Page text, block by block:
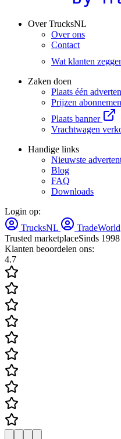
Over TrucksNL
Over ons
Contact
Wat klanten
Zaken doen
Plaats één
Prijzen
Plaats banner
Vrachtwagen
Handige links
Nieuwste
Blog
FAQ
Downloads
Login op:
TrucksNL
TradeWorld
Trusted marketplaceSinds 1998
Klanten beoordelen ons:
4.7